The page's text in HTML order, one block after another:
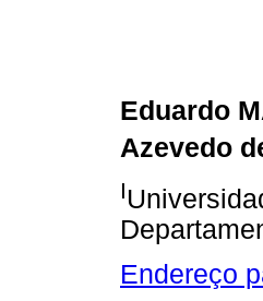
Eduardo
Azevedo
I
Endereço